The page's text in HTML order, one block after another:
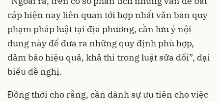
cập hiện nay liên quan tới hợp nhất văn bản quy
phạm pháp luật tại địa phương, cần lưu ý nội
dung này để đưa ra những quy định phù hợp,
đảm bảo hiệu quả, khả thi trong luật sửa đổi”, đại
biểu đề nghị.
Đồng thời cho rằng, cần dành sự ưu tiên cho việc